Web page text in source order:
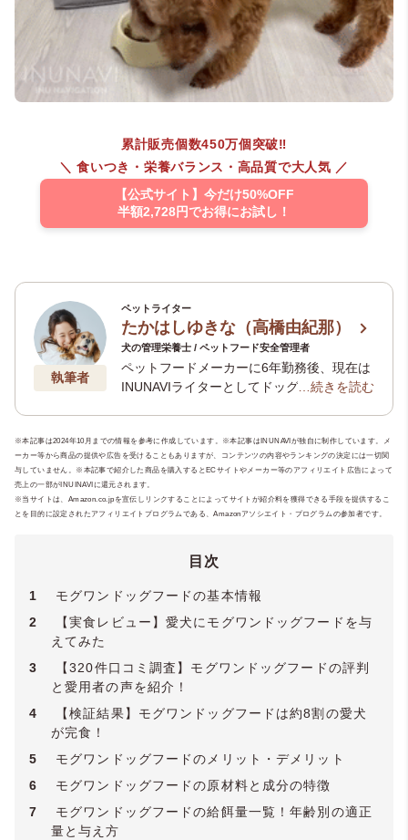
累計販売個数450万個突破‼︎
＼ 食いつき・栄養バランス・高品質で大人気 ／
【公式サイト】今だけ50%OFF
半額2,728円でお得にお試し！
執筆者
ペットライター
たかはしゆきな（高橋由紀那）
犬の管理栄養士 / ペットフード安全管理者
ペットフードメーカーに6年勤務後、現在は
INUNAVIライターとしてドッグフードを中
や、老犬介護に寄り添うオンラインサロン
「いぬのじかん 」を運営。ペットとの暮ら
しがより豊かになるような、経験を生かし
た正しい情報、一歩踏み込んだ内容の記事
をお届けします。保有資格：
ペットフード
危機管理士3級
…続きを読む
※本記事は2024年10月までの情報を参考に作成しています。※本記事はINUNAVIが独自に制作しています。メ
ーカー等から商品の提供や広告を受けることもありますが、コンテンツの内容やランキングの決定には一切関
与していません。※本記事で紹介した商品を購入するとECサイトやメーカー等のアフィリエイト広告によって
売上の一部がINUINAVIに還元されます。
※当サイトは、Amazon.co.jpを宣伝しリンクすることによってサイトが紹介料を獲得できる手段を提供するこ
とを目的に設定されたアフィリエイトプログラムである、Amazonアソシエイト・プログラムの参加者です。
目次
1
モグワンドッグフードの基本情報
2
【実食レビュー】愛犬にモグワンドッグフードを与
えてみた
3
【320件口コミ調査】モグワンドッグフードの評判
と愛用者の声を紹介！
4
【検証結果】モグワンドッグフードは約8割の愛犬
が完食！
5
モグワンドッグフードのメリット・デメリット
6
モグワンドッグフードの原材料と成分の特徴
7
モグワンドッグフードの給餌量一覧！年齢別の適正
量と与え方